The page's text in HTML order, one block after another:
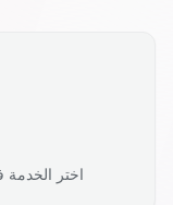
اختر